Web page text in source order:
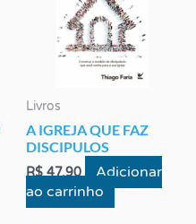
Livros
A IGREJA QUE FAZ
DISCIPULOS
R$47,90
Adicionar
ao carrinho